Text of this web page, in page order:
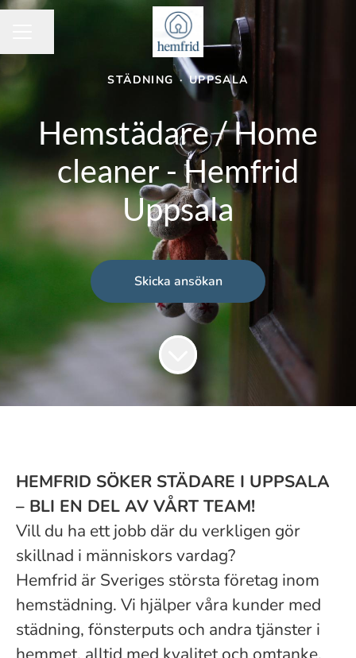
STÄDNING · UPPSALA
Hemstädare / Home
cleaner - Hemfrid
Uppsala
Skicka ansökan
HEMFRID SÖKER STÄDARE I UPPSALA
– BLI EN DEL AV VÅRT TEAM!
Vill du ha ett jobb där du verkligen gör
skillnad i människors vardag?
Hemfrid är Sveriges största företag inom
hemstädning. Vi hjälper våra kunder med
städning, fönsterputs och andra tjänster i